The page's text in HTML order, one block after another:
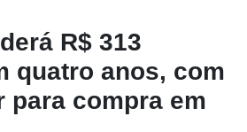
R$ 313
quatro anos, com
para compra em